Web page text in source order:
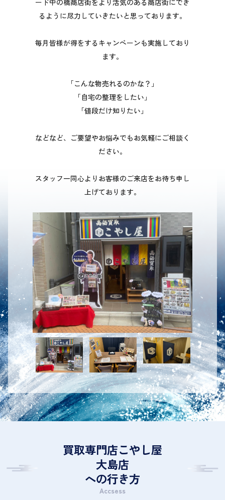
るように尽力していきたいと思っております。
毎月皆様が得をするキャンペーンも実施しており
ます。
「こんな物売れるのかな？」
「自宅の整理をしたい」
「値段だけ知りたい」
などなど、ご要望やお悩みでもお気軽にご相談く
ださい。
スタッフ一同心よりお客様のご来店をお待ち申し
上げております。
買取専門店こやし屋
大島店
への行き方
Accsess